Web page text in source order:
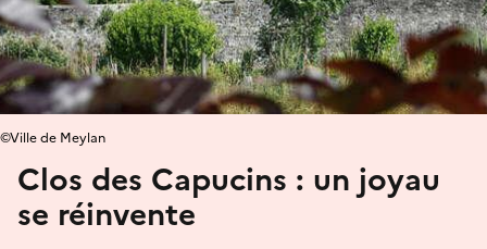
Clos des Capucins : un joyau
se réinvente
©Ville de Meylan